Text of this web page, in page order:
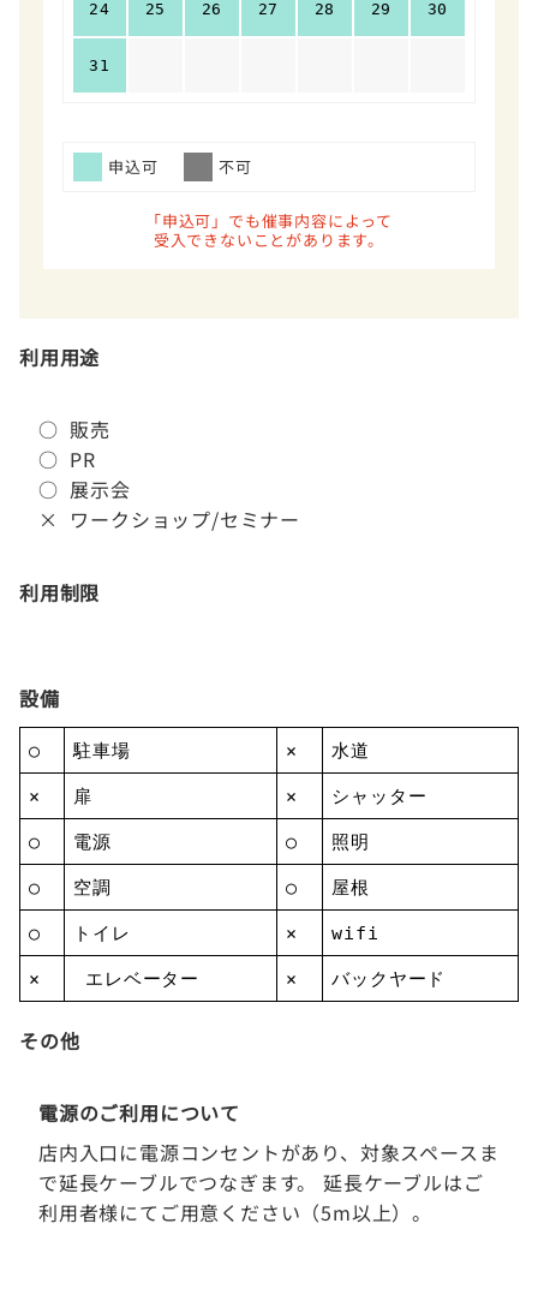
24 25 26 27 28 29 30
31
申込可 不可
「申込可」でも催事内容によって
受入できないことがあります。
利用用途
○ 販売
○ PR
○ 展示会
× ワークショップ/セミナー
利用制限
設備
○ 駐車場 × 水道
× 扉 × シャッター
○ 電源 ○ 照明
○ 空調 ○ 屋根
○ トイレ × wifi
× エレベーター × バックヤード
その他
電源のご利用について
店内入口に電源コンセントがあり、対象スペースま
で延長ケーブルでつなぎます。 延長ケーブルはご
利用者様にてご用意ください（5m以上）。